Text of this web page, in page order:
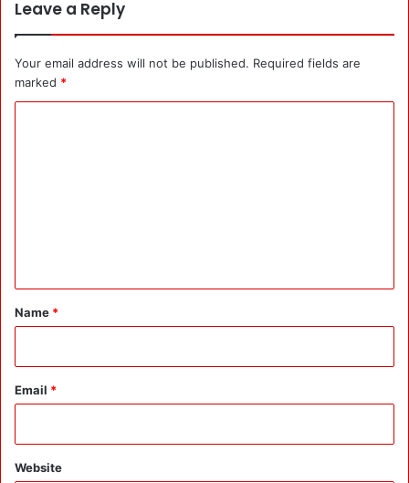
Leave a Reply
Your email address will not be published. Required fields are
marked *
*
Name *
Email *
Website